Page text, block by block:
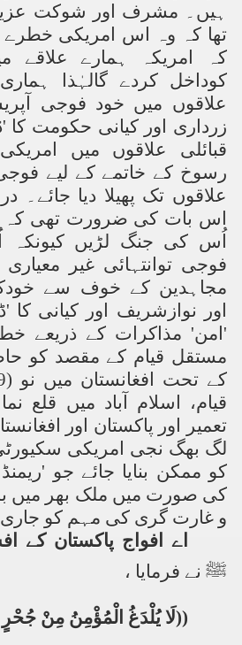
ہیں۔ مشرف اور شوکت
تھا کہ وہ اس امریکی خطرے
کہ امریکہ ہمارے علاقے
کوداخل کردے گالہٰذا
علاقوں میں خود فوجی
زرداری اور کیانی حکومت کا
قبائلی علاقوں میں
رسوخ کے خاتمے کے لیے
علاقوں تک پھیلا دیا جائے۔
اس بات کی ضرورت تھی کہ
اُس کی جنگ لڑیں کیونکہ
فوجی توانتہائی غیر
مجاہدین کے خوف سے
اور نوازشریف اور کیانی
'امن' مذاکرات کے ذریعے
مستقل قیام کے مقصد کو
قیام، اسلام آباد میں قلع
تعمیر اور پاکستان اور
لگ بھگ نجی امریکی
کو ممکن بنایا جائے جو
کی صورت میں ملک بھر میں
و غارت گری کی مہم کو
اے افواج پاکستان کے
ﷺ نے فرمایا ،
((لَا يُلْدَغُ الْمُؤْمِنُ مِنْ